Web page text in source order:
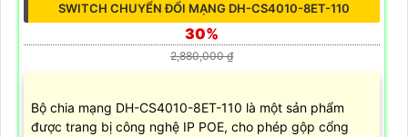
SWITCH CHUYỂN ĐỔI MẠNG DH-CS4010-8ET-110
30%
2,880,000 ₫
Bộ chia mạng DH-CS4010-8ET-110 là một sản phẩm
được trang bị công nghệ IP POE, cho phép gộp cổng